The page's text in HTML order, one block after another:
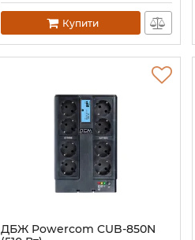
Купити
ДБЖ Powercom CUB-850N